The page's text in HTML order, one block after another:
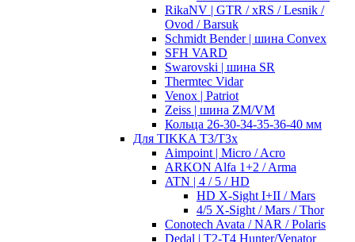
RikaNV | GTR / xRS / Lesnik /
Ovod / Barsuk
Schmidt Bender | шина Convex
SFH VARD
Swarovski | шина SR
Thermtec Vidar
Venox | Patriot
Zeiss | шина ZM/VM
Кольца 26-30-34-35-36-40 мм
Для TIKKA T3/T3x
Aimpoint | Micro / Acro
ARKON Alfa 1+2 / Arma
ATN | 4 / 5 / HD
HD X-Sight I+II / Mars
4/5 X-Sight / Mars / Thor
Conotech Avata / NAR / Polaris
Dedal | T2-T4 Hunter/Venator